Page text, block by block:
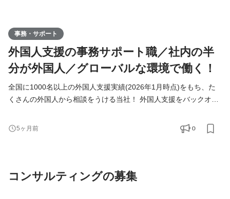
事務・サポート
外国人支援の事務サポート職／社内の半
分が外国人／グローバルな環境で働く！
全国に1000名以上の外国人支援実績(2026年1月時点)をもち、た
くさんの外国人から相談をうける当社！ 外国人支援をバックオフ
＜具体的には？＞ ・海外から来日するまでの手続き ・外国人支援
のデータベース管理 ・入国管理局に進捗確認 ・来社対応、電話対
5ヶ月前 0
コンサルティングの募集